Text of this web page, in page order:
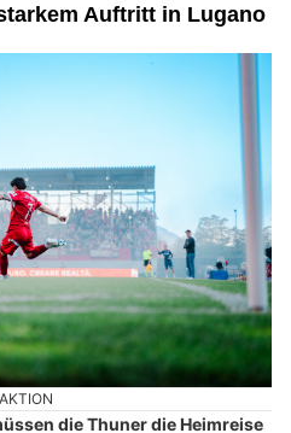
Auftritt in Lugano
die Thuner die Heimreise